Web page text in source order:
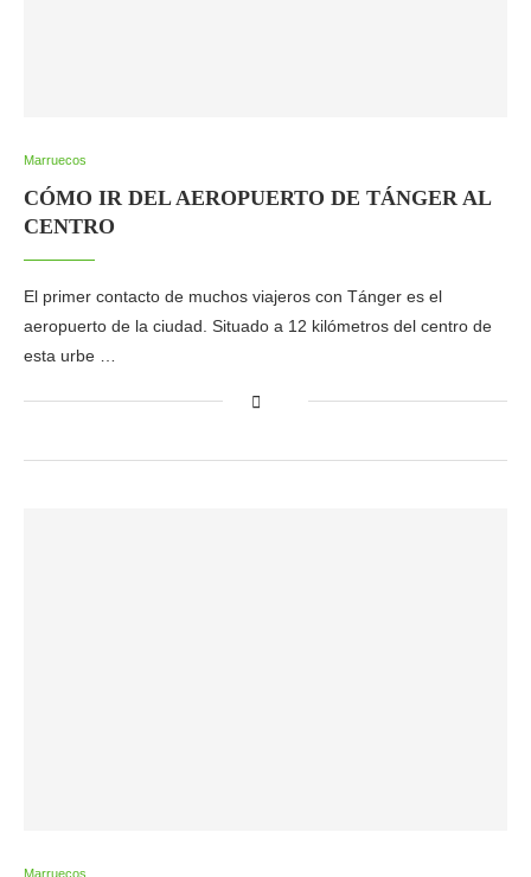
Marruecos
CÓMO IR DEL AEROPUERTO DE TÁNGER AL
CENTRO
El primer contacto de muchos viajeros con Tánger es el
aeropuerto de la ciudad. Situado a 12 kilómetros del centro de
esta urbe …
Marruecos